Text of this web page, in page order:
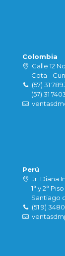
Colombia
Calle 12
Cota -
(57) 31
(57) 31
Perú
Jr. Diana
1° y 2°
Santiago
(51 9)